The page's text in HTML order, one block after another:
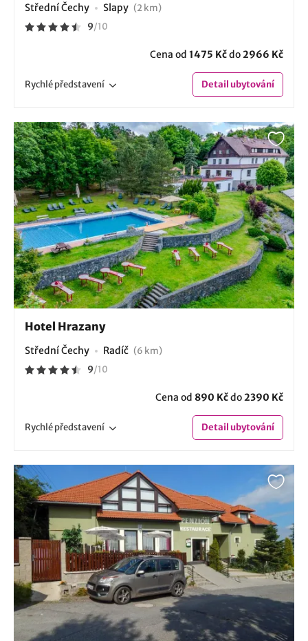
Střední Čechy Slapy (2 km)
9/10
Cena od 1475 Kčdo2966 Kč
Rychlépředstavení Detailubytování
Hotel Hrazany
Střední Čechy Radíč (6 km)
9/10
Cena od 890 Kčdo2390 Kč
Rychlépředstavení Detailubytování